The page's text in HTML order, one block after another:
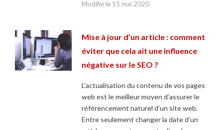
Modifié le 15 mai 2020
Mise à jour d’un article : comment
éviter que cela ait une influence
négative sur le SEO ?
L’actualisation du contenu de vos pages
web est le meilleur moyen d’assurer le
référencement naturel d’un site web.
Entre seulement changer la date d’un